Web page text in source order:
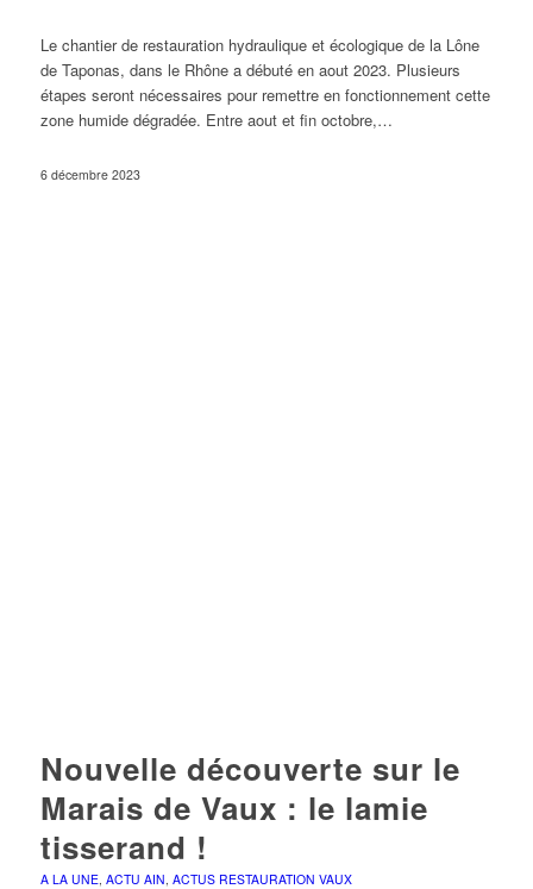
Le chantier de restauration hydraulique et écologique de la Lône
de Taponas, dans le Rhône a débuté en aout 2023. Plusieurs
étapes seront nécessaires pour remettre en fonctionnement cette
zone humide dégradée. Entre aout et fin octobre,…
6 décembre 2023
Nouvelle découverte sur le
Marais de Vaux : le lamie
tisserand !
A LA UNE, ACTU AIN ACTUS RESTAURATION VAUX